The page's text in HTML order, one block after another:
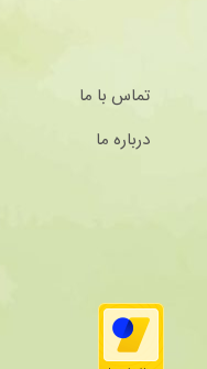
تماس با ما
درباره ما